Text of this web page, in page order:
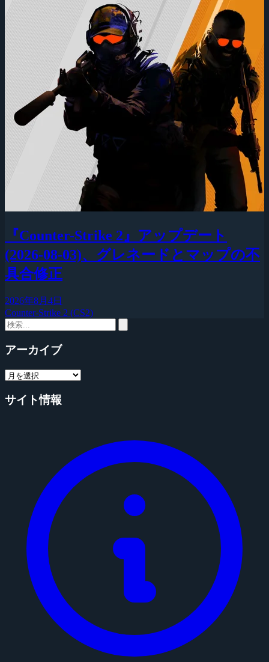
『Counter-Strike 2』アップデート
(2026-08-03)、グレネードとマップの不
具合修正
2026年8月4日
Counter-Strike 2 (CS2)
アーカイブ
サイト情報